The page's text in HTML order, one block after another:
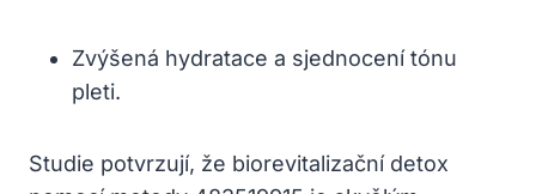
Zvýšená hydratace a sjednocení tónu
pleti.
Studie potvrzují, že biorevitalizační detox